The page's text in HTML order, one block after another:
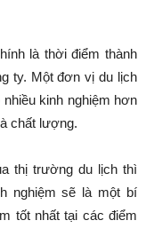
là thời điểm thành
ty. Một đơn vị du lịch
kinh nghiệm hơn
chất lượng.
thị trường du lịch thì
nghiệm sẽ là một bí
tốt nhất tại các điểm